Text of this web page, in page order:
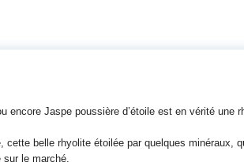
encore Jaspe poussière d’étoile est en vérité une
belle rhyolite étoilée par quelques minéraux,
le marché.